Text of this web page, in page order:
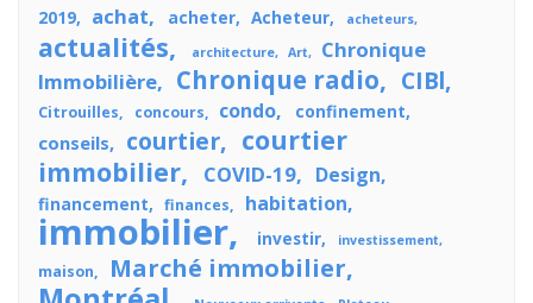
2019 achat acheter Acheteur acheteurs
actualités architecture Art
Chronique
Immobilière
Chronique radio CIBl
Citrouilles concours condo confinement
conseils courtier
courtier
immobilier
COVID-19 Design
financement finances habitation
immobilier investir investissement
maison Marché immobilier